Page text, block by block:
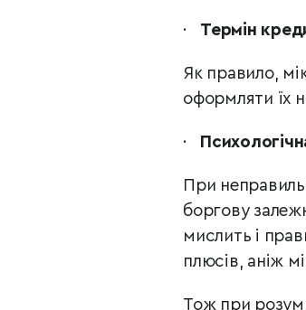
· Термін
Як правило,
оформляти їх
·
При
боргову
мислить і
плюсів, аніж
Тож при